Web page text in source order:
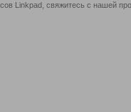
Linkpad, свяжитесь с нашей